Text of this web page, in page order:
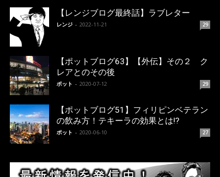
【レンジブログ最終話】ラブレター
レンジ - 2022-11-21 29
【ポットブログ63】【外伝】その２ ク
レアとのその後
ポット - 2020-07-12 29
【ポットブログ51】フィリピンベテラン
の飲み方！テキーラの効果とは!?
ポット - 2020-06-10 27